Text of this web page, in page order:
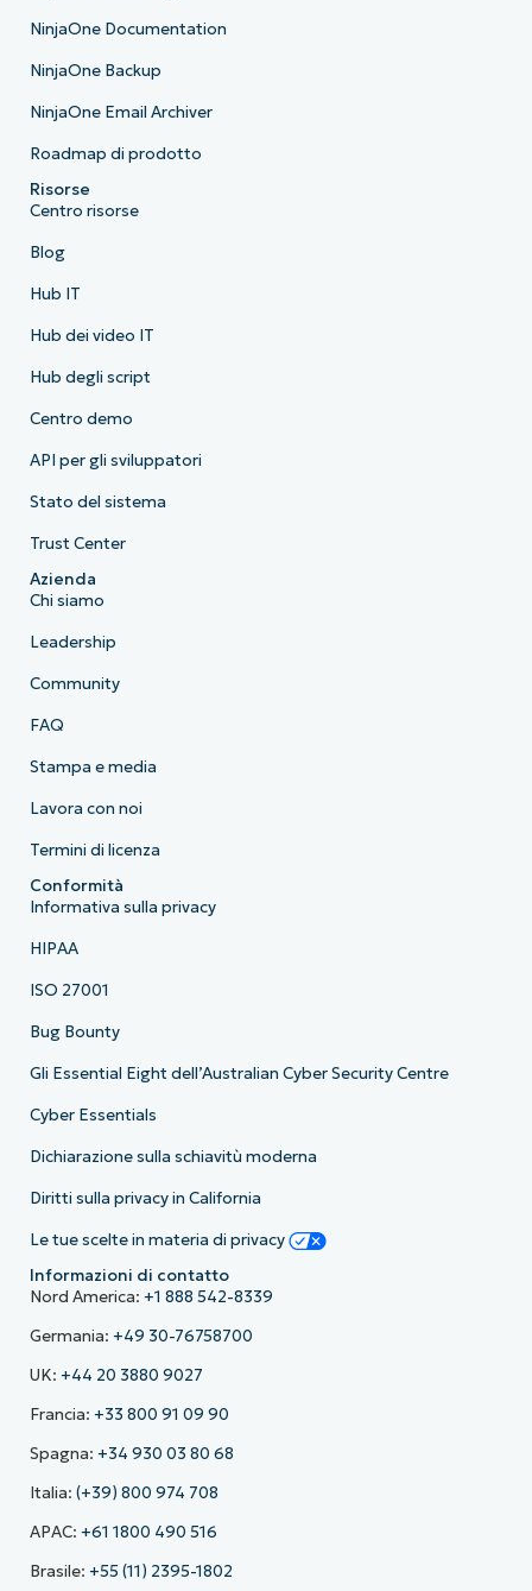
NinjaOne Documentation
NinjaOne Backup
NinjaOne Email Archiver
Roadmap di prodotto
Risorse
Centro risorse
Blog
Hub IT
Hub dei video IT
Hub degli script
Centro demo
API per gli sviluppatori
Stato del sistema
Trust Center
Azienda
Chi siamo
Leadership
Community
FAQ
Stampa e media
Lavora con noi
Termini di licenza
Conformità
Informativa sulla privacy
HIPAA
ISO 27001
Bug Bounty
Gli Essential Eight dell’Australian Cyber Security Centre
Cyber Essentials
Dichiarazione sulla schiavitù moderna
Diritti sulla privacy in California
Le tue scelte in materia di privacy
Informazioni di contatto
Nord America: +1 888 542-8339
Germania: +49 30-76758700
UK: +44 20 3880 9027
Francia: +33 800 91 09 90
Spagna: +34 930 03 80 68
Italia: (+39) 800 974 708
APAC: +61 1800 490 516
Brasile: +55 (11) 2395-1802